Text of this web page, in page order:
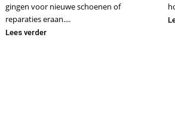
gingen voor nieuwe schoenen of
reparaties eraan....
Lees verder